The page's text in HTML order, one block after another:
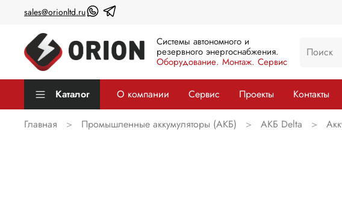
sales@orionltd.ru
Системы автономного и
резервного энергоснабжения.
Оборудование. Монтаж. Сервис
Каталог О компании Сервис Проекты Контакты
Главная Промышленные аккумуляторы (АКБ) АКБ Delta